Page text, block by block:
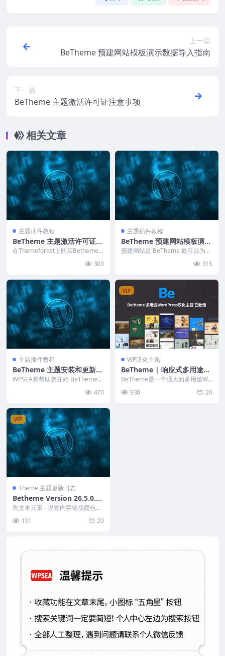
上一篇
BeTheme 预建网站模板演示数据导入指南
下一篇
BeTheme 主题激活许可证注意事项
相关文章
主题插件教程
BeTheme 主题激活许可证注
意事项
在Themeforest上购买Betheme
303
主题插件教程
BeTheme 预建网站模板演示
数据导入指南
预建网站是 BeTheme 最引以为豪
315
主题插件教程
BeTheme 主题安装和更新指
南教程
WPSEA将帮助您开始 BeTheme
470
VIP
WP汉化主题
BeTheme | 响应式多用途W
ordPress与WooCommerce
主题
BeTheme是一个强大的多用途Wo
和2...930 20
VIP
Theme 主题更新日志
Betheme Version 26.5.0.4
主题更新日志
列文本元素 - 设置内容链接颜色的
的选项 插...
191 20